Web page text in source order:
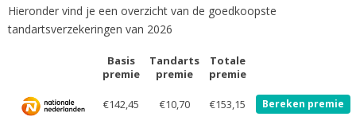
Hieronder vind je een overzicht van de goedkoopste
tandartsverzekeringen van 2026
Basis
premie
Tandarts
premie
Totale
premie
€142,45 €10,70 €153,15 Bereken premie